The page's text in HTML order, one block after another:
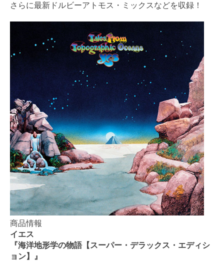
さらに最新ドルビーアトモス・ミックスなどを収録！
商品情報
イエス
『海洋地形学の物語【スーパー・デラックス・エディシ
ョン】』